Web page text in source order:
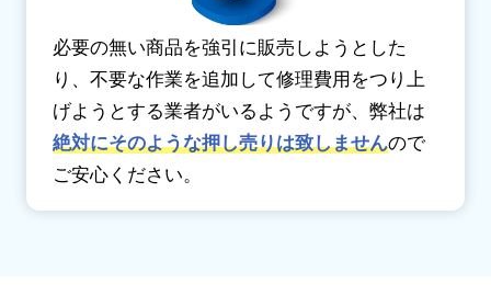
必要の無い商品を強引に販売しようとした
り、不要な作業を追加して修理費用をつり上
げようとする業者がいるようですが、弊社は
絶対にそのような押し売りは致しませんので
ご安心ください。